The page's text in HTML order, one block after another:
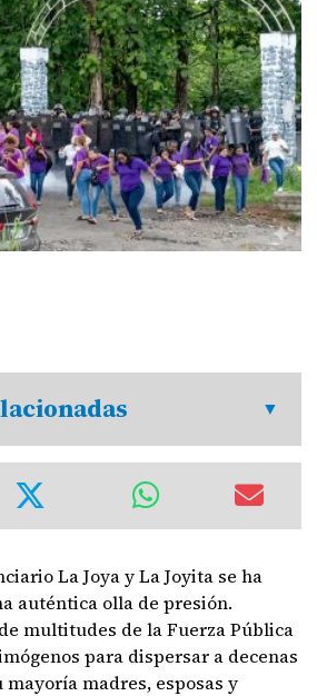
La Joya y La Joyita se ha
auténtica olla de presión.
multitudes de la Fuerza Pública
para dispersar a decenas
madres, esposas y